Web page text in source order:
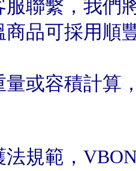
服聯繫，我們
商品可採用順
量或容積計
規範，